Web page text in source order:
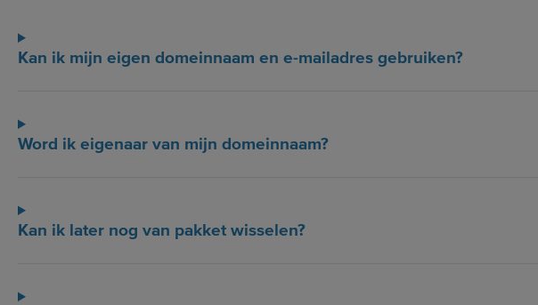
Kan ik mijn eigen domeinnaam en e-mailadres gebruiken?
Word ik eigenaar van mijn domeinnaam?
Kan ik later nog van pakket wisselen?